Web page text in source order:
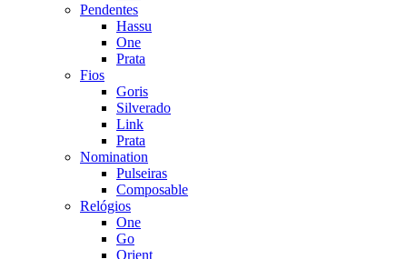
Pendentes
Hassu
One
Prata
Fios
Goris
Silverado
Link
Prata
Nomination
Pulseiras
Composable
Relógios
One
Go
Orient